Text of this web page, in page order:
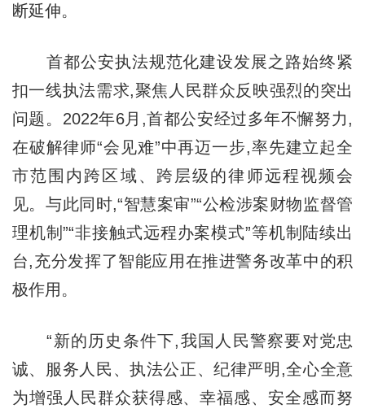
断延伸。
首都公安执法规范化建设发展之路始终紧
扣一线执法需求,聚焦人民群众反映强烈的突出
问题。2022年6月,首都公安经过多年不懈努力,
在破解律师“会见难”中再迈一步,率先建立起全
市范围内跨区域、跨层级的律师远程视频会
见。与此同时,“智慧案审”“公检涉案财物监督管
理机制”“非接触式远程办案模式”等机制陆续出
台,充分发挥了智能应用在推进警务改革中的积
极作用。
“新的历史条件下,我国人民警察要对党忠
诚、服务人民、执法公正、纪律严明,全心全意
为增强人民群众获得感、幸福感、安全感而努